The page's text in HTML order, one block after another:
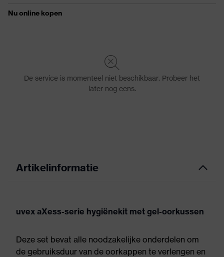
Artikelinformatie
uvex aXess-serie hygiënekit met gel-oorkussen
Deze set bevat alle noodzakelijke onderdelen om
de gebruiksduur van de oorkappen te verlengen en